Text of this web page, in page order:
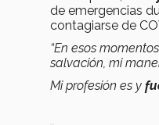
de emergencias
contagiarse de
“En esos
salvación, mi
Mi profesión es y